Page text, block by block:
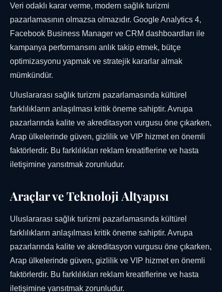
Veri odaklı karar verme, modern sağlık turizmi
pazarlamasının olmazsa olmazıdır. Google Analytics 4,
Facebook Business Manager ve CRM dashboardları ile
kampanya performansını anlık takip etmek, bütçe
optimizasyonu yapmak ve stratejik kararlar almak
mümkündür.
Uluslararası sağlık turizmi pazarlamasında kültürel
farklılıkların anlaşılması kritik öneme sahiptir. Avrupa
pazarlarında kalite ve akreditasyon vurgusu öne çıkarken,
Arap ülkelerinde güven, gizlilik ve VIP hizmet en önemli
faktörlerdir. Bu farklılıkları reklam kreatiflerine ve hasta
iletişimine yansıtmak zorunludur.
Araçlar ve Teknoloji Altyapısı
Uluslararası sağlık turizmi pazarlamasında kültürel
farklılıkların anlaşılması kritik öneme sahiptir. Avrupa
pazarlarında kalite ve akreditasyon vurgusu öne çıkarken,
Arap ülkelerinde güven, gizlilik ve VIP hizmet en önemli
faktörlerdir. Bu farklılıkları reklam kreatiflerine ve hasta
iletişimine yansıtmak zorunludur.